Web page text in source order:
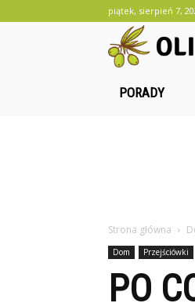
piątek, sierpień 7,
PORADY
Strona główna
Dom Przejściówki
PO